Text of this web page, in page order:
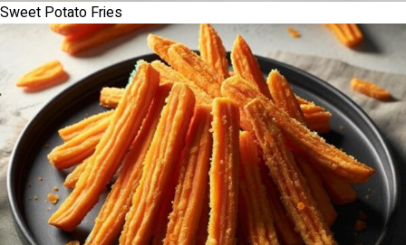
Sweet Potato Fries